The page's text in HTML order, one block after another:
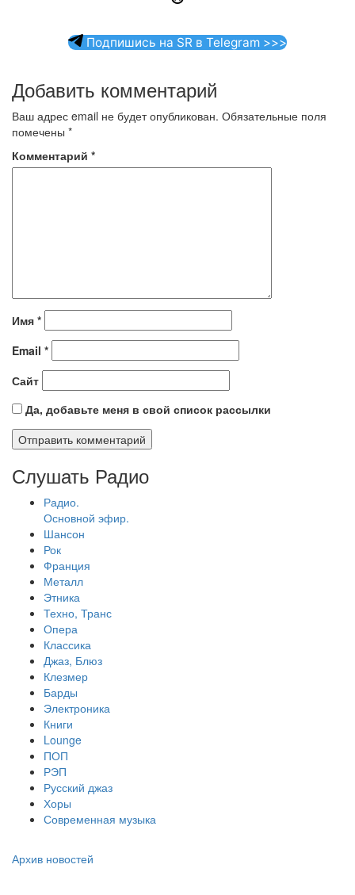
Подпишись на SR в Telegram >>>
Добавить комментарий
Ваш адрес email не будет опубликован. Обязательные поля
помечены *
Комментарий *
Имя *
Email *
Сайт
Да, добавьте меня в свой список рассылки
Слушать Радио
Радио.
Основной эфир.
Шансон
Рок
Франция
Металл
Этника
Техно, Транс
Опера
Классика
Джаз, Блюз
Клезмер
Барды
Электроника
Книги
Lounge
ПОП
РЭП
Русский джаз
Хоры
Современная музыка
Архив новостей